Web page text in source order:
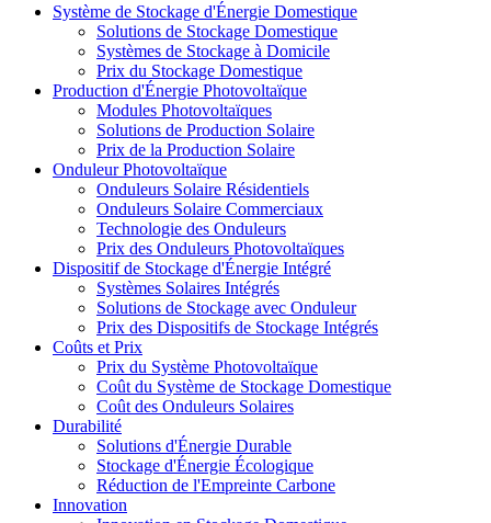
Système de Stockage d'Énergie Domestique
Solutions de Stockage Domestique
Systèmes de Stockage à Domicile
Prix du Stockage Domestique
Production d'Énergie Photovoltaïque
Modules Photovoltaïques
Solutions de Production Solaire
Prix de la Production Solaire
Onduleur Photovoltaïque
Onduleurs Solaire Résidentiels
Onduleurs Solaire Commerciaux
Technologie des Onduleurs
Prix des Onduleurs Photovoltaïques
Dispositif de Stockage d'Énergie Intégré
Systèmes Solaires Intégrés
Solutions de Stockage avec Onduleur
Prix des Dispositifs de Stockage Intégrés
Coûts et Prix
Prix du Système Photovoltaïque
Coût du Système de Stockage Domestique
Coût des Onduleurs Solaires
Durabilité
Solutions d'Énergie Durable
Stockage d'Énergie Écologique
Réduction de l'Empreinte Carbone
Innovation